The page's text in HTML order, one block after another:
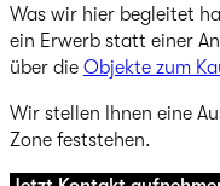
Was wir hier begleitet
ein Erwerb statt einer
über die Objekte zum
Wir stellen Ihnen eine
Zone feststehen.